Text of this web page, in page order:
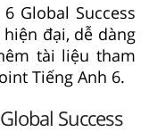
Global Success
đại, dễ dàng
tài liệu tham
Tiếng Anh 6.
Success